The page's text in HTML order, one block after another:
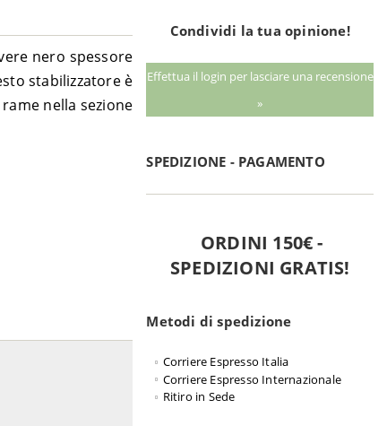
nero spessore
stabilizzatore è
nella sezione
Condividi la tua opinione!
Effettua il login per lasciare una recensione
»
SPEDIZIONE - PAGAMENTO
ORDINI 150€ -
SPEDIZIONI GRATIS!
Metodi di spedizione
Corriere Espresso Italia
Corriere Espresso Internazionale
Ritiro in Sede